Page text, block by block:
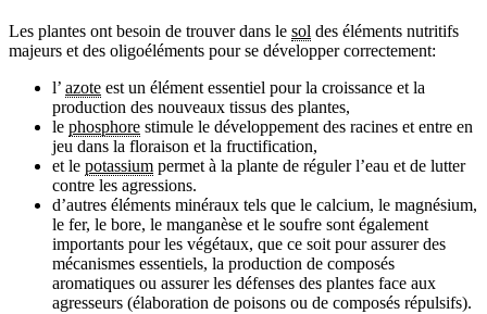
Les plantes ont besoin de trouver dans le sol des éléments nutritifs
majeurs et des oligoéléments pour se développer correctement:
l’ azote est un élément essentiel pour la croissance et la
production des nouveaux tissus des plantes,
le phosphore stimule le développement des racines et entre en
jeu dans la floraison et la fructification,
et le potassium permet à la plante de réguler l’eau et de lutter
contre les agressions.
d’autres éléments minéraux tels que le calcium, le magnésium,
le fer, le bore, le manganèse et le soufre sont également
importants pour les végétaux, que ce soit pour assurer des
mécanismes essentiels, la production de composés
aromatiques ou assurer les défenses des plantes face aux
agresseurs (élaboration de poisons ou de composés répulsifs).